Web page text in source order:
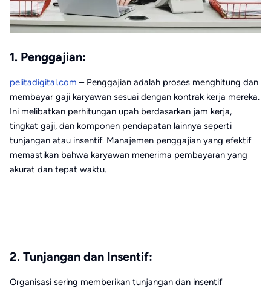
1. Penggajian:
pelitadigital.com – Penggajian adalah proses menghitung dan
membayar gaji karyawan sesuai dengan kontrak kerja mereka.
Ini melibatkan perhitungan upah berdasarkan jam kerja,
tingkat gaji, dan komponen pendapatan lainnya seperti
tunjangan atau insentif. Manajemen penggajian yang efektif
memastikan bahwa karyawan menerima pembayaran yang
akurat dan tepat waktu.
2. Tunjangan dan Insentif:
Organisasi sering memberikan tunjangan dan insentif